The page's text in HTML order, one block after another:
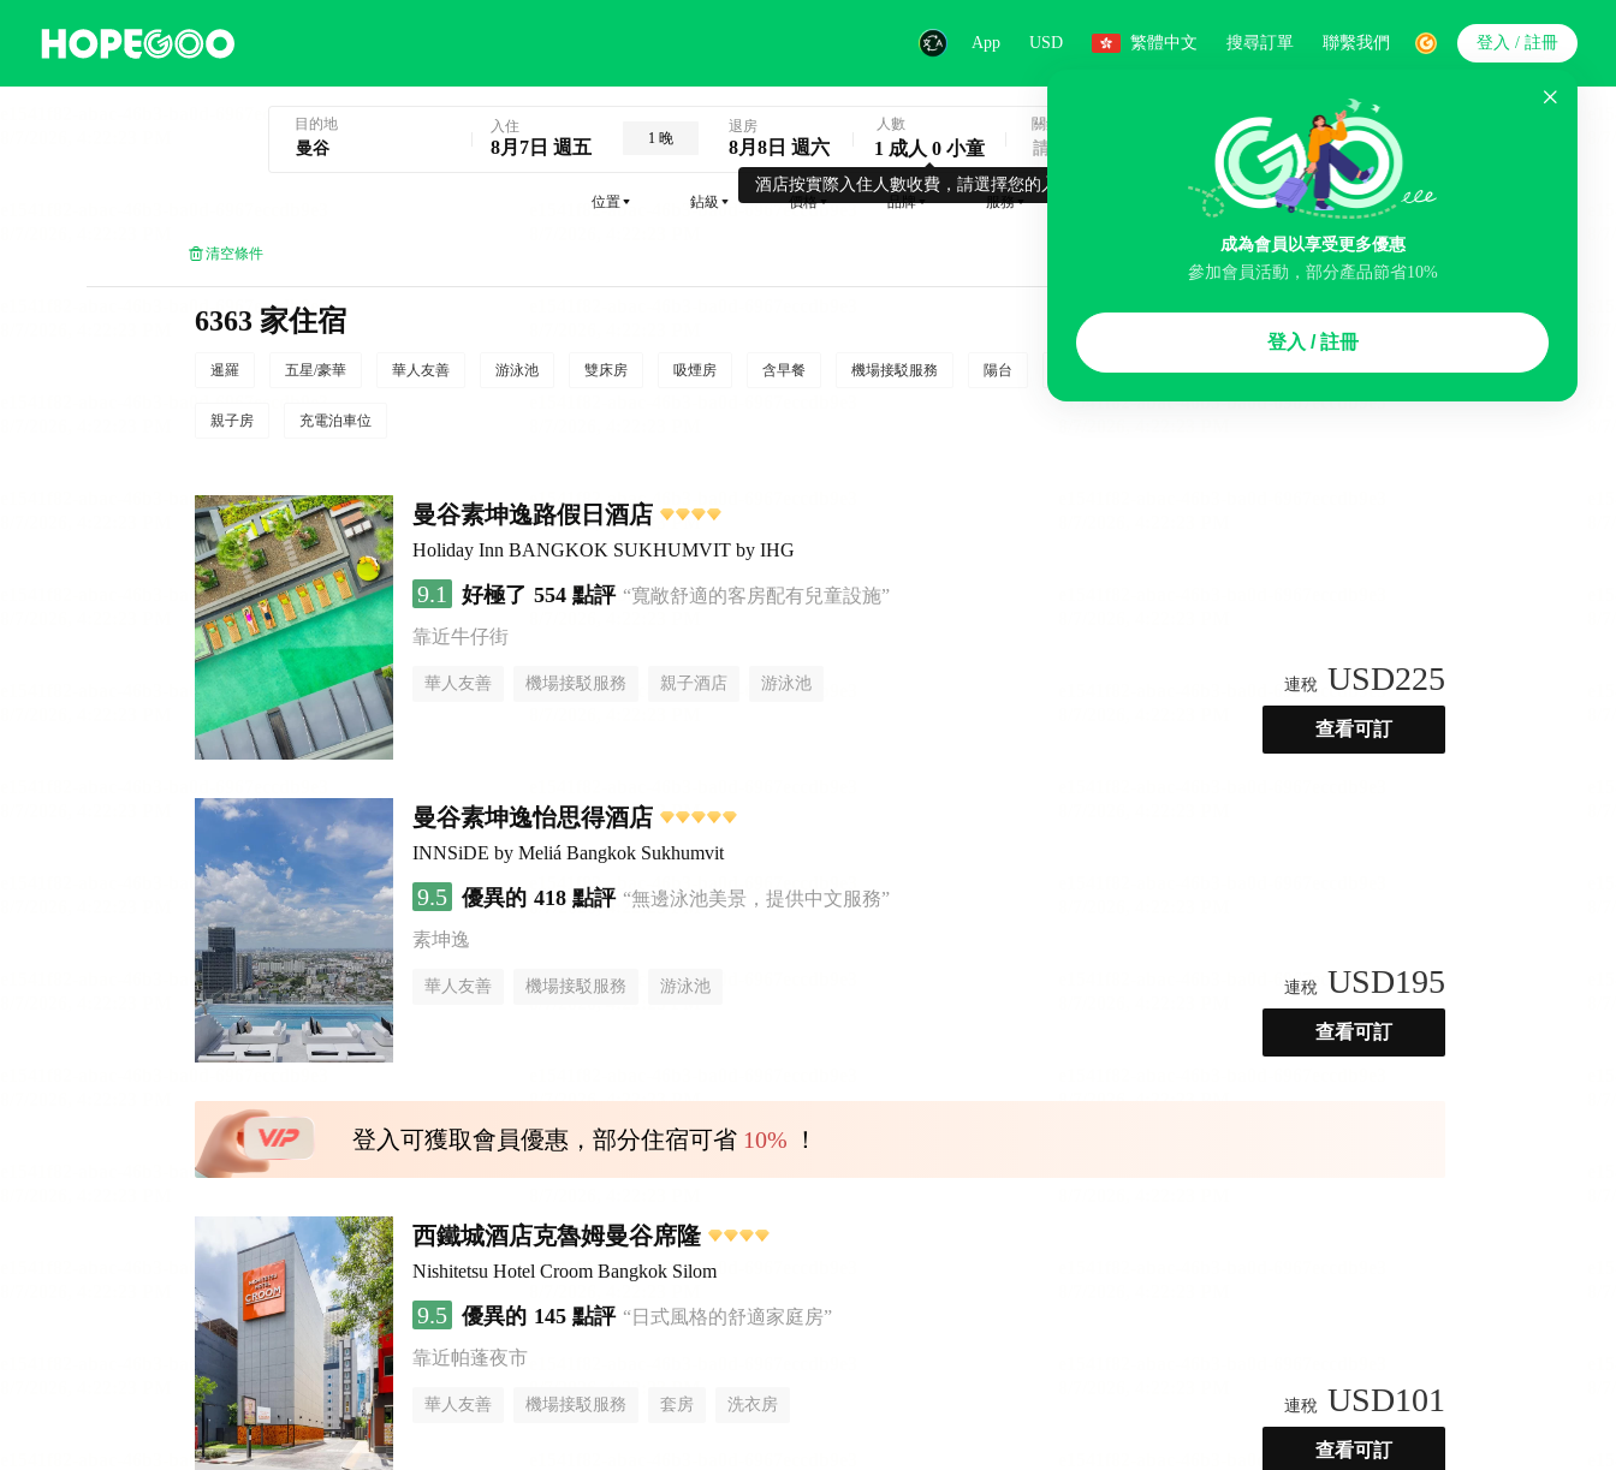
App USD 繁體中文 搜尋訂單 聯繫我們
成為會員以享受更多優惠
參加會員活動，部分產品節省10%
登入 / 註冊
登入 / 註冊
目的地 入住
8月7日 週五 1 晚
退房
8月8日 週六
酒店按實際入住人數收費，請選擇您的入住人數
人數
1 成人 0 小童
關鍵字
搜索
位置 鉆級 價格 品牌 服務
清空條件
6363 家住宿
暹羅 五星/豪華 華人友善 游泳池 雙床房 吸煙房 含早餐 機場接駁服務 陽台 行李寄存服務 免費取消 民宿 泊車場
親子房 充電泊車位
曼谷素坤逸路假日酒店
Holiday Inn BANGKOK SUKHUMVIT by IHG
9.1 好極了 554 點評 “寬敞舒適的客房配有兒童設施”
靠近牛仔街
華人友善 機場接駁服務 親子酒店 游泳池 連稅 USD225
查看可訂
曼谷素坤逸怡思得酒店
INNSiDE by Meliá Bangkok Sukhumvit
9.5 優異的 418 點評 “無邊泳池美景，提供中文服務”
素坤逸
華人友善 機場接駁服務 游泳池 連稅 USD195
查看可訂
登入可獲取會員優惠，部分住宿可省 10% ！
西鐵城酒店克魯姆曼谷席隆
Nishitetsu Hotel Croom Bangkok Silom
9.5 優異的 145 點評 “日式風格的舒適家庭房”
靠近帕蓬夜市
華人友善 機場接駁服務 套房 洗衣房 連稅 USD101
查看可訂